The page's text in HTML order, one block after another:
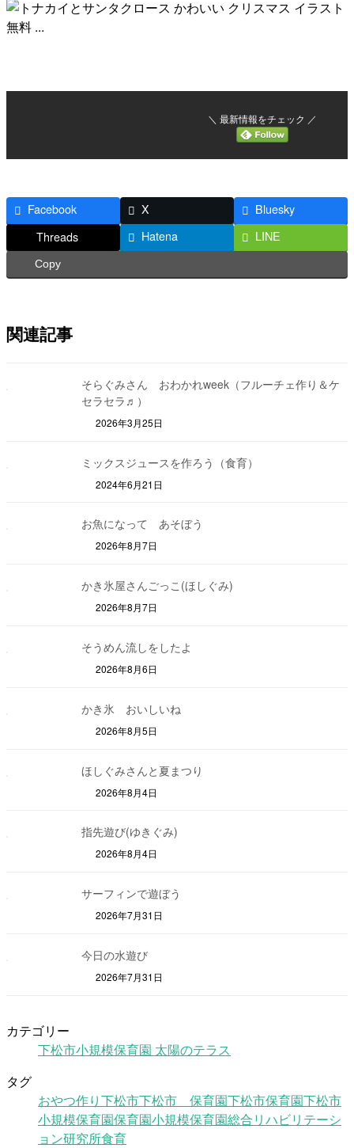
＼ 最新情報をチェック ／
Facebook X
Bluesky
Threads
Hatena LINE
Copy
関連記事
そらぐみさん おわかれweek（フルーチェ作り＆ケ
セラセラ♬）
2026年3月25日
ミックスジュースを作ろう（食育）
2024年6月21日
お魚になって あそぼう
2026年8月7日
かき氷屋さんごっこ(ほしぐみ)
2026年8月7日
そうめん流しをしたよ
2026年8月6日
かき氷 おいしいね
2026年8月5日
ほしぐみさんと夏まつり
2026年8月4日
指先遊び(ゆきぐみ)
2026年8月4日
サーフィンで遊ぼう
2026年7月31日
今日の水遊び
2026年7月31日
カテゴリー
下松市小規模保育園 太陽のテラス
タグ
おやつ作り下松市下松市 保育園下松市保育園下松市
小規模保育園保育園小規模保育園総合リハビリテーシ
ョン研究所食育